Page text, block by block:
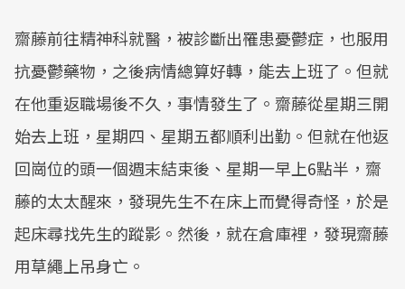
齋藤前往精神科就醫，被診斷出罹患憂鬱症，也服用
抗憂鬱藥物，之後病情總算好轉，能去上班了。但就
在他重返職場後不久，事情發生了。齋藤從星期三開
始去上班，星期四、星期五都順利出勤。但就在他返
回崗位的頭一個週末結束後、星期一早上6點半，齋
藤的太太醒來，發現先生不在床上而覺得奇怪，於是
起床尋找先生的蹤影。然後，就在倉庫裡，發現齋藤
用草繩上吊身亡。